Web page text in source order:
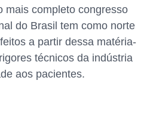
mais completo congresso
do Brasil tem como norte
a partir dessa matéria-
técnicos da indústria
aos pacientes.